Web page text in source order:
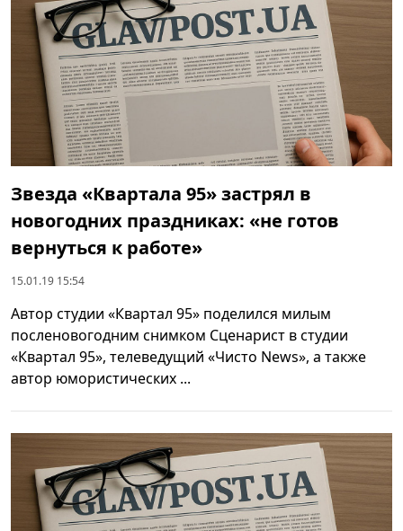
Звезда «Квартала 95» застрял в
новогодних праздниках: «не готов
вернуться к работе»
15.01.19 15:54
Автор студии «Квартал 95» поделился милым
посленовогодним снимком Сценарист в студии
«Квартал 95», телеведущий «Чисто News», а также
автор юмористических ...